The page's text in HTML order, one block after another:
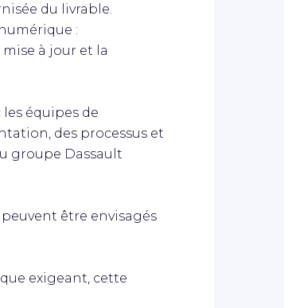
du livrable.
:
à jour et la
équipes de
des processus et
groupe Dassault
être envisagés
exigeant, cette